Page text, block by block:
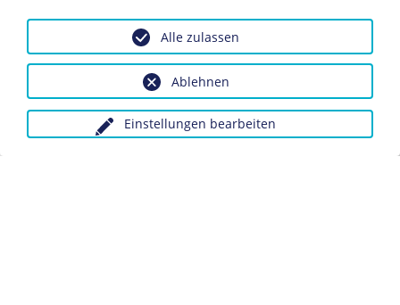
In der tschechoslowakischen Kleinstadt Aš/Asch nahe
der Grenze zu Bayern und Sachsen übernahmen eine
Münchner Abkommen
Freikorps die Macht und verhafteten Vertreter des
tschechoslowakischen Staates sowie politische Gegner.
Einstellungen bearbeiten
Ablehnen
Alle zulassen